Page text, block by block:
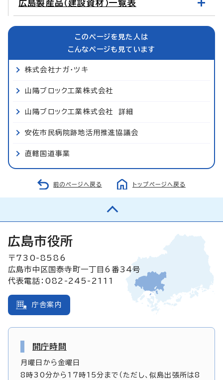
広島製産品（建設資材）一覧表
このページを見た人は
こんなページも見ています
株式会社ナガ・ツキ
山陽ブロック工業株式会社
山陽ブロック工業株式会社 詳細
安佐市民病院跡地活用推進協議会
直轄国道事業
前のページへ戻る トップページへ戻る
広島市役所
〒730-8586
広島市中区国泰寺町一丁目6番34号
代表電話：082-245-2111
庁舎案内
開庁時間
月曜日から金曜日
8時30分から17時15分まで（ただし、似島出張所は8